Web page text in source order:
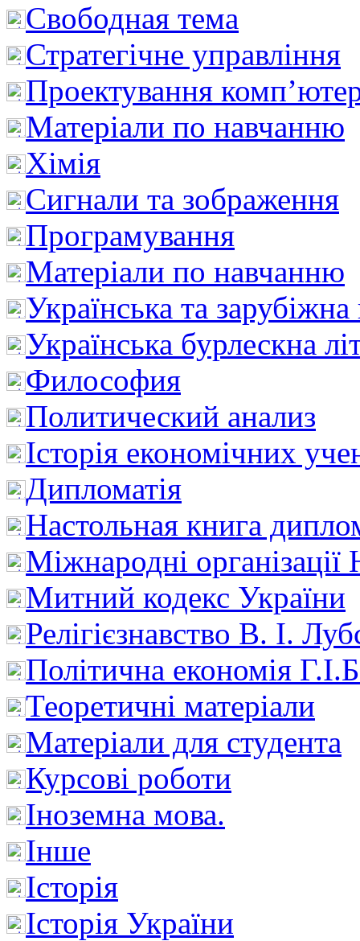
Свободная тема
Стратегічне управління
Проектування
Матеріали по навчанню
Хімія
Сигнали та зображення
Програмування
Матеріали по навчанню
Українська та зарубіжна
Українська бурлескна
Философия
Политический анализ
Історія економічних
Дипломатія
Настольная книга
Міжнародні
Митний кодекс України
Релігієзнавство В. І.
Політична економія
Теоретичні матеріали
Матеріали для студента
Курсові роботи
Іноземна мова.
Інше
Історія
Історія України